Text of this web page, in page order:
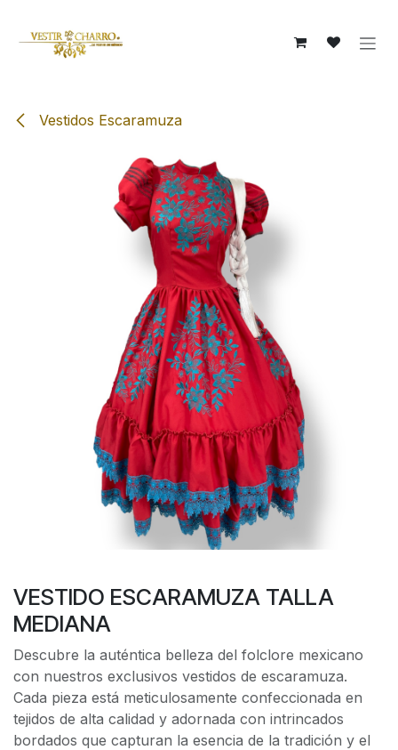
Vestidos Escaramuza
VESTIDO ESCARAMUZA TALLA
MEDIANA
Descubre la auténtica belleza del folclore mexicano
con nuestros exclusivos vestidos de escaramuza.
Cada pieza está meticulosamente confeccionada en
tejidos de alta calidad y adornada con intrincados
bordados que capturan la esencia de la tradición y el